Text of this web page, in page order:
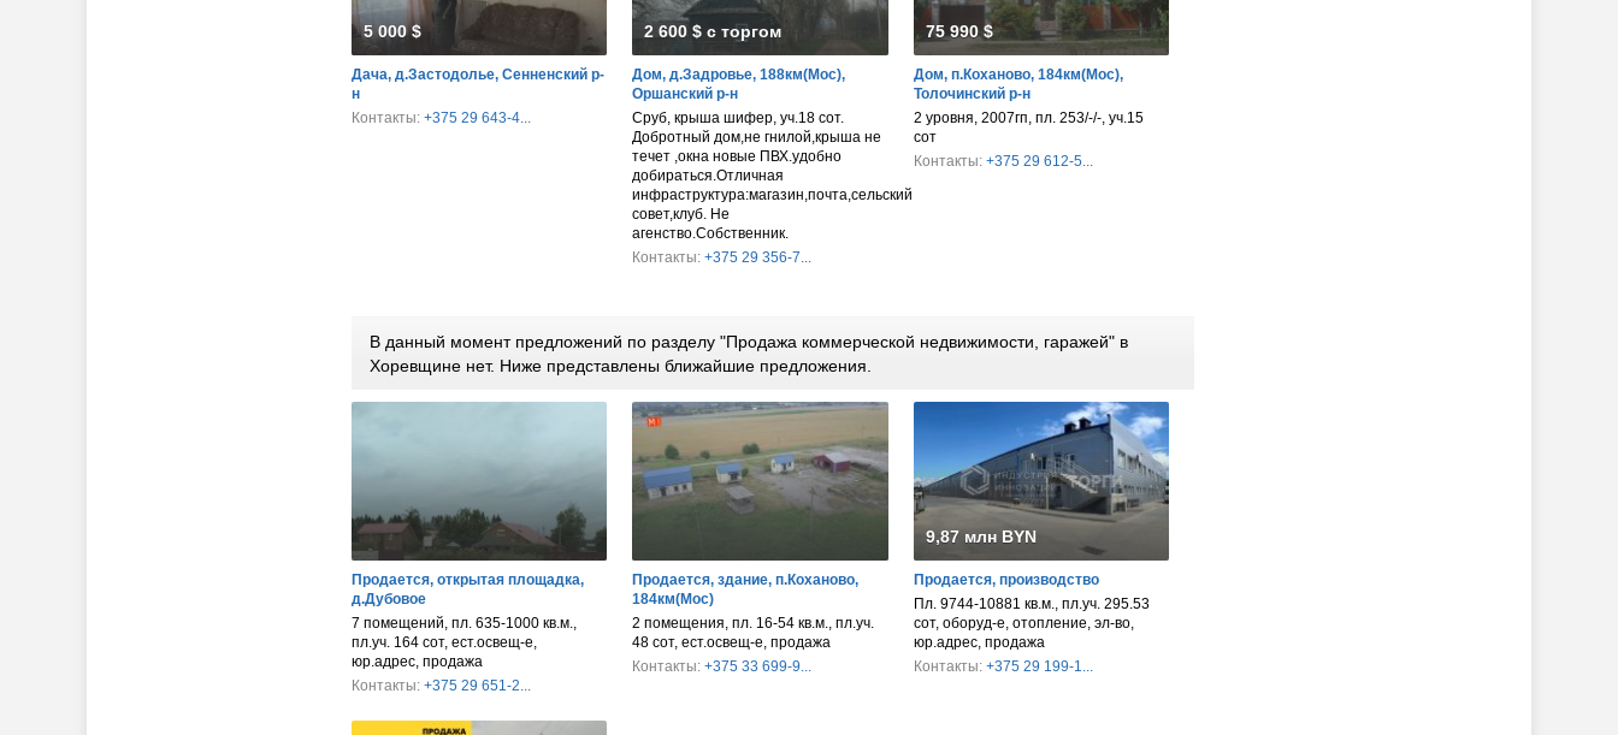
5 000 $
Дача, д.Застодолье, Сенненский р-
н
Контакты: +375 29 643-4...
2 600 $ с торгом
Дом, д.Задровье, 188км(Мос),
Оршанский р-н
Сруб, крыша шифер, уч.18 сот.
Добротный дом,не гнилой,крыша не
течет ,окна новые ПВХ.удобно
добираться.Отличная
инфраструктура:магазин,почта,сельский
совет,клуб. Не
агенство.Собственник.
Контакты: +375 29 356-7...
75 990 $
Дом, п.Коханово, 184км(Мос),
Толочинский р-н
2 уровня, 2007гп, пл. 253/-/-, уч.15
сот
Контакты: +375 29 612-5...
В данный момент предложений по разделу "Продажа коммерческой недвижимости, гаражей" в
Хоревщине нет. Ниже представлены ближайшие предложения.
Продается, открытая площадка,
д.Дубовое
7 помещений, пл. 635-1000 кв.м.,
пл.уч. 164 сот, ест.освещ-е,
юр.адрес, продажа
Контакты: +375 29 651-2...
Продается, здание, п.Коханово,
184км(Мос)
2 помещения, пл. 16-54 кв.м., пл.уч.
48 сот, ест.освещ-е, продажа
Контакты: +375 33 699-9...
9,87 млн BYN
Продается, производство
Пл. 9744-10881 кв.м., пл.уч. 295.53
сот, оборуд-е, отопление, эл-во,
юр.адрес, продажа
Контакты: +375 29 199-1...